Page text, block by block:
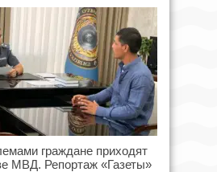
граждане приходят
МВД. Репортаж «Газеты»